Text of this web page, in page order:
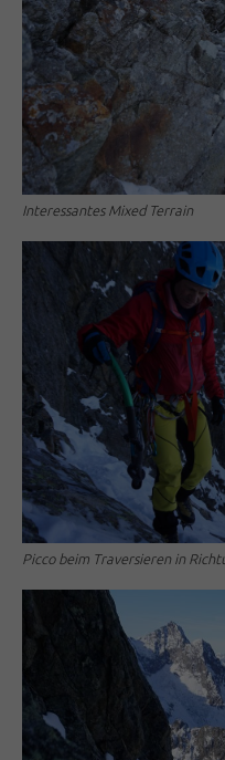
Interessantes Mixed Terrain
Picco beim Traversieren in